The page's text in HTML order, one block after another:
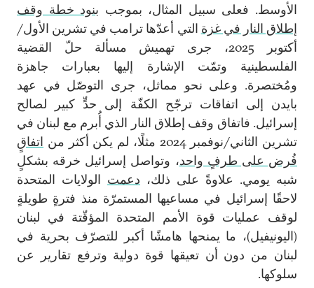
الأوسط. فعلى سبيل المثال، بموجب بنود خطة وقف
إطلاق النار في غزة التي أعدّها ترامب في تشرين الأول/
أكتوبر 2025، جرى تهميش مسألة حلّ القضية
الفلسطينية وتمّت الإشارة إليها بعبارات جاهزة
ومُختصرة. وعلى نحو مماثل، جرى التوصّل في عهد
بايدن إلى اتفاقات ترجّح الكفّة إلى حدٍّ كبير لصالح
إسرائيل. فاتفاق وقف إطلاق النار الذي أُبرم مع لبنان في
تشرين الثاني/نوفمبر 2024 مثلًا، لم يكن أكثر من
اتفاقٍ
فُرض على طرفٍ واحد، وتواصل إسرائيل خرقه بشكلٍ
شبه يومي. علاوةً على ذلك، دعمت الولايات المتحدة
لاحقًا إسرائيل في مساعيها المستمرّة منذ فترةٍ طويلةٍ
لوقف عمليات قوة الأمم المتحدة المؤقّتة في لبنان
(اليونيفيل)، ما يمنحها هامشًا أكبر للتصرّف بحرية في
لبنان من دون أن تعيقها قوة دولية وترفع تقارير عن
سلوكها.